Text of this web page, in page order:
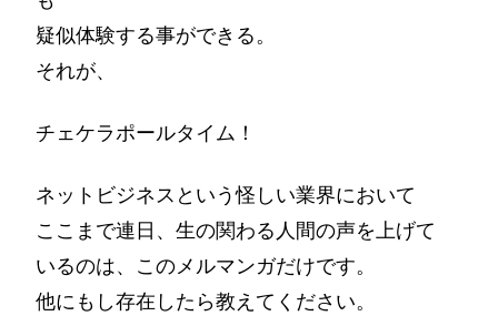
疑似体験する事ができる。
それが、
チェケラポールタイム！
ネットビジネスという怪しい業界において
ここまで連日、生の関わる人間の声を上げて
いるのは、このメルマンガだけです。
他にもし存在したら教えてください。